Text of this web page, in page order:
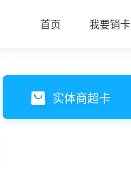
首页 我要销卡
实体商超卡